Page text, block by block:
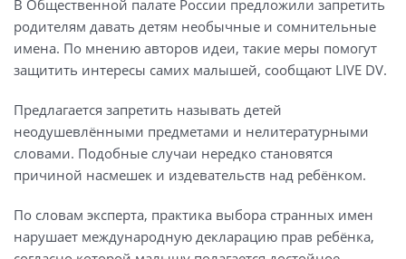
В Общественной палате России предложили запретить
родителям давать детям необычные и сомнительные
имена. По мнению авторов идеи, такие меры помогут
защитить интересы самих малышей, сообщают LIVE DV.
Предлагается запретить называть детей
неодушевлёнными предметами и нелитературными
словами. Подобные случаи нередко становятся
причиной насмешек и издевательств над ребёнком.
По словам эксперта, практика выбора странных имен
нарушает международную декларацию прав ребёнка,